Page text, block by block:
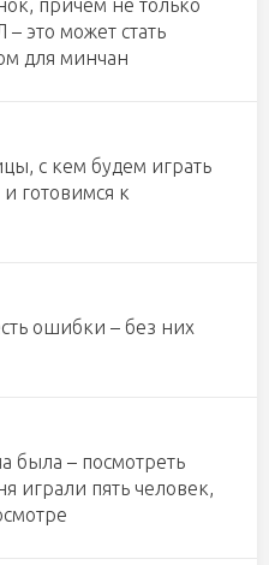
причем не только
это может стать
для минчан
с кем будем играть
готовимся к
ошибки – без них
была – посмотреть
играли пять человек,